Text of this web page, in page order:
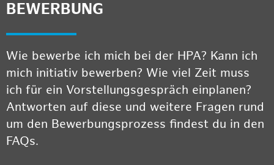
BEWERBUNG
Wie bewerbe ich mich bei der HPA? Kann ich
mich initiativ bewerben? Wie viel Zeit muss
ich für ein Vorstellungsgespräch einplanen?
Antworten auf diese und weitere Fragen rund
um den Bewerbungsprozess findest du in den
FAQs.